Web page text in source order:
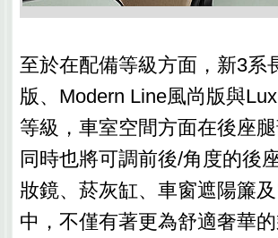
至於在配備等級方面，新3系
版、Modern Line風尚版與
等級，車室空間方面在後座
同時也將可調前後/角度的後
妝鏡、菸灰缸、車窗遮陽簾
中，不僅有著更為舒適奢華